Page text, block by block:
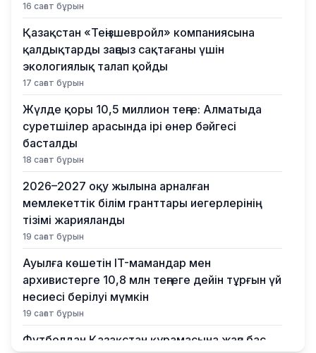
16 сағат бұрын
Қазақстан «Теңізшевройл» компаниясына
қалдықтарды заңсыз сақтағаны үшін
экологиялық талап қойды
17 сағат бұрын
Жүлде қоры 10,5 миллион теңге: Алматыда
суретшілер арасында ірі өнер бәйгесі
басталды
18 сағат бұрын
2026–2027 оқу жылына арналған
мемлекеттік білім гранттары иегерлерінің
тізімі жарияланды
19 сағат бұрын
Ауылға көшетін IT-мамандар мен
архивистерге 10,8 млн теңгеге дейін тұрғын үй
несиесі берілуі мүмкін
19 сағат бұрын
Футболдан Қазақстан құрамасына жаңа бас